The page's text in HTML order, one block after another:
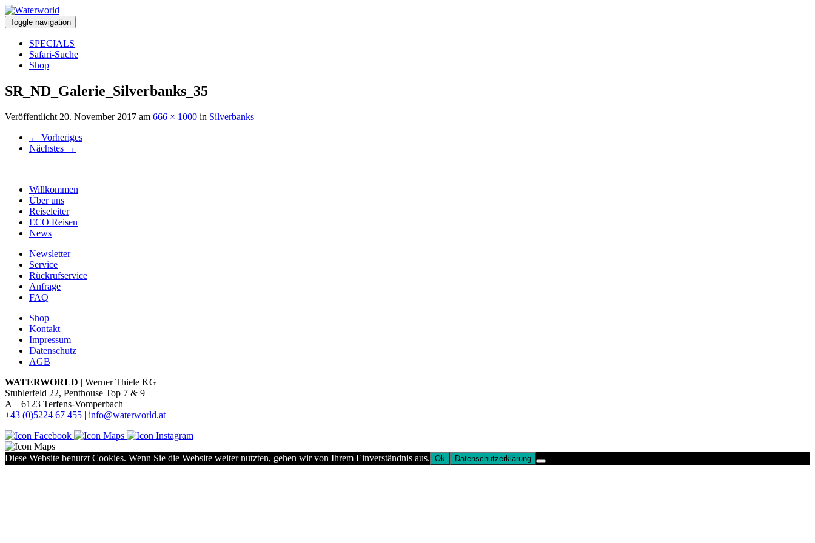
Toggle navigation
SPECIALS
Safari-Suche
Shop
SR_ND_Galerie_Silverbanks_35
Veröffentlicht 20. November 2017 am 666 × 1000 in Silverbanks
← Vorheriges
Nächstes →
Willkommen
Über uns
Reiseleiter
ECO Reisen
News
Newsletter
Service
Rückrufservice
Anfrage
FAQ
Shop
Kontakt
Impressum
Datenschutz
AGB
WATERWORLD | Werner Thiele KG
Stublerfeld 22, Penthouse Top 7 & 9
A – 6123 Terfens-Vomperbach
+43 (0)5224 67 455 | info@waterworld.at
Diese Website benutzt Cookies. Wenn Sie die Website weiter nutzten, gehen wir von Ihrem Einverständnis aus. Ok Datenschutzerklärung